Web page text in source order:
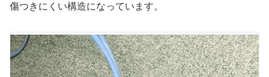
傷つきにくい構造になっています。